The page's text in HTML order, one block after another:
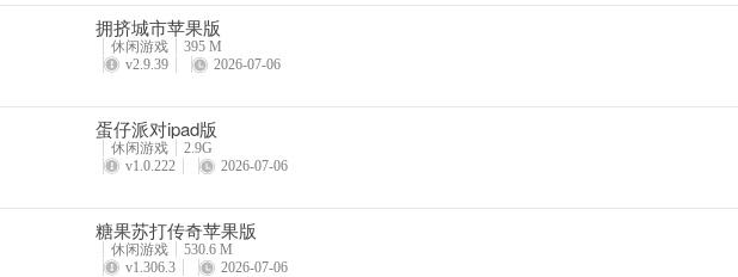
拥挤城市苹果版
休闲游戏
395 M
v2.9.39
2026-07-06
蛋仔派对ipad版
休闲游戏
2.9G
v1.0.222
2026-07-06
糖果苏打传奇苹果版
休闲游戏
530.6 M
v1.306.3
2026-07-06